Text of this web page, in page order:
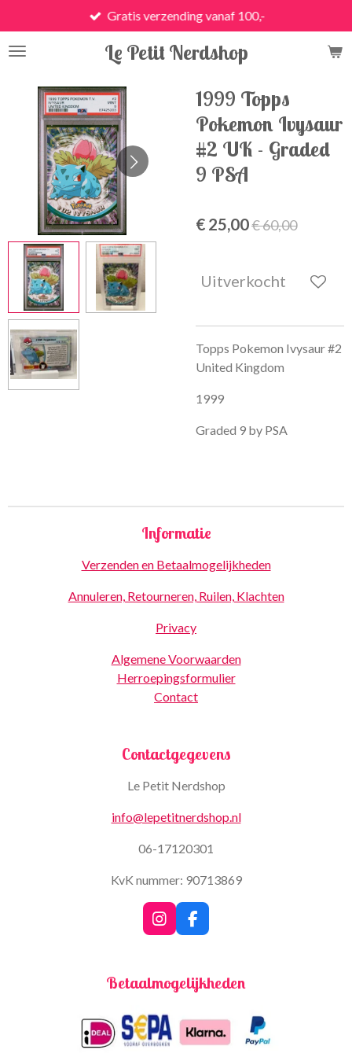
direct
naar
hoofdinhoud
Le Petit Nerdshop
Gratis verzending vanaf 100,-
1999 Topps
Pokemon Ivysaur
#2 UK - Graded
9 PSA
€ 25,00€ 60,00
Uitverkocht
Topps Pokemon Ivysaur #2
United Kingdom
1999
Graded 9 by PSA
Informatie
Verzenden en Betaalmogelijkheden
Annuleren, Retourneren, Ruilen, Klachten
Privacy
Algemene Voorwaarden
Herroepingsformulier
Contact
Contactgegevens
Le Petit Nerdshop
info@lepetitnerdshop.nl
06-17120301
KvK nummer: 90713869
I
n
a
r
a
m
F
a
b
k
Betaalmogelijkheden